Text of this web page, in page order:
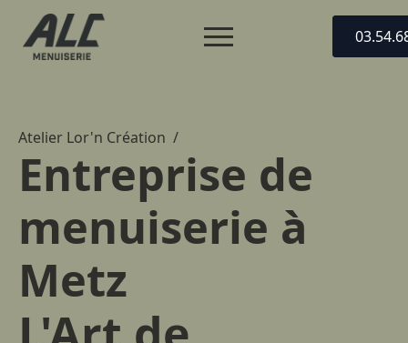
Atelier Lor'n Création /
Entreprise de
menuiserie à
Metz